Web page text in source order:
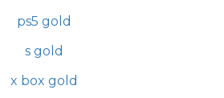
ps5 gold
s gold
x box gold